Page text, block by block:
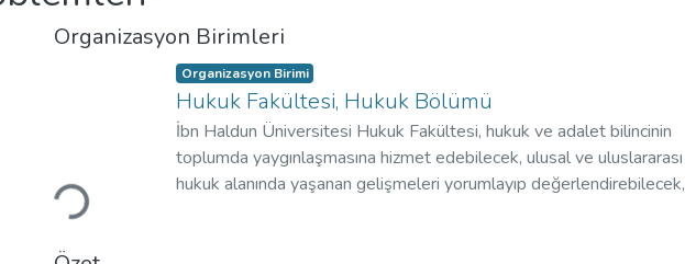
Organizasyon Birimleri
Yükleniyor...
Organizasyon Birimi
Hukuk Fakültesi, Hukuk Bölümü
İbn Haldun Üniversitesi Hukuk Fakültesi, hukuk ve adalet bilincinin
toplumda yaygınlaşmasına hizmet edebilecek, ulusal ve uluslararası
hukuk alanında yaşanan gelişmeleri yorumlayıp değerlendirebilecek,